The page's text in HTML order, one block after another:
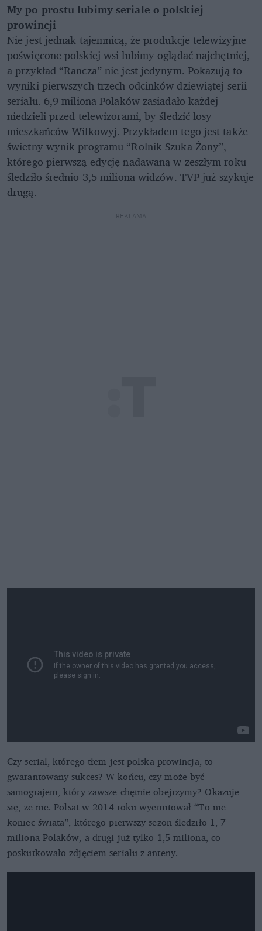
My po prostu lubimy seriale o polskiej
prowincji
Nie jest jednak tajemnicą, że produkcje telewizyjne
poświęcone polskiej wsi lubimy oglądać najchętniej,
a przykład “Rancza” nie jest jedynym. Pokazują to
wyniki pierwszych trzech odcinków dziewiątej serii
serialu. 6,9 miliona Polaków zasiadało każdej
niedzieli przed telewizorami, by śledzić losy
mieszkańców Wilkowyj. Przykładem tego jest także
świetny wynik programu “Rolnik Szuka Żony”,
którego pierwszą edycję nadawaną w zeszłym roku
śledziło średnio 3,5 miliona widzów. TVP już szykuje
drugą.
REKLAMA
Czy serial, którego tłem jest polska prowincja, to
gwarantowany sukces? W końcu, czy może być
samograjem, który zawsze chętnie obejrzymy? Okazuje
się, że nie. Polsat w 2014 roku wyemitował “To nie
koniec świata”, którego pierwszy sezon śledziło 1, 7
miliona Polaków, a drugi już tylko 1,5 miliona, co
poskutkowało zdjęciem serialu z anteny.